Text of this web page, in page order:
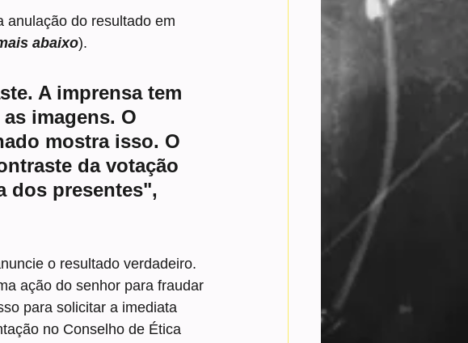
anulação do resultado em
abaixo).
A imprensa tem
imagens. O
mostra isso. O
da votação
dos presentes",
o resultado verdadeiro.
ação do senhor para fraudar
para solicitar a imediata
no Conselho de Ética